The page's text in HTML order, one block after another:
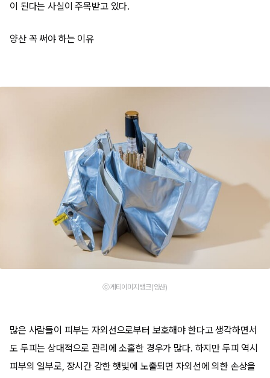
이 된다는 사실이 주목받고 있다.
양산 꼭 써야 하는 이유
ⓒ게티이미지뱅크(양산)
많은 사람들이 피부는 자외선으로부터 보호해야 한다고 생각하면서
도 두피는 상대적으로 관리에 소홀한 경우가 많다. 하지만 두피 역시
피부의 일부로, 장시간 강한 햇빛에 노출되면 자외선에 의한 손상을